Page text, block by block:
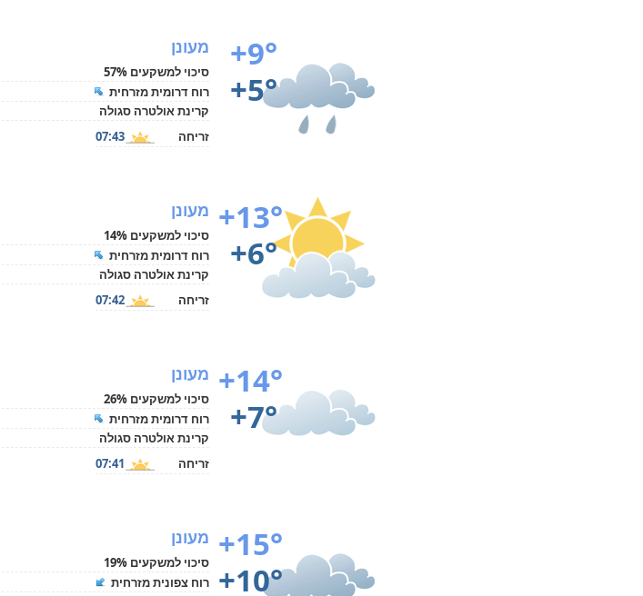
+9°
+5°
מעונן
סיכוי למשקעים 57%
רוח דרומית מזרחית
קרינת אולטרה סגולה
זריחה
07:43
+13°
+6°
מעונן
סיכוי למשקעים 14%
רוח דרומית מזרחית
קרינת אולטרה סגולה
זריחה
07:42
+14°
+7°
מעונן
סיכוי למשקעים 26%
רוח דרומית מזרחית
קרינת אולטרה סגולה
זריחה
07:41
+15°
+10°
מעונן
סיכוי למשקעים 19%
רוח צפונית מזרחית